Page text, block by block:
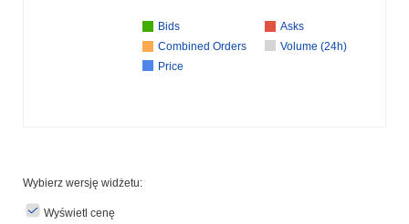
Bids
Asks
Combined Orders
Volume (24h)
Price
Wybierz wersję widżetu:
Wyświetl cenę